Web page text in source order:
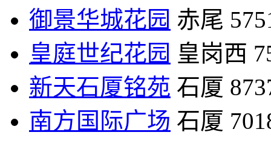
御景华城花园 赤尾
皇庭世纪花园 皇岗西
新天石厦铭苑 石厦
南方国际广场 石厦